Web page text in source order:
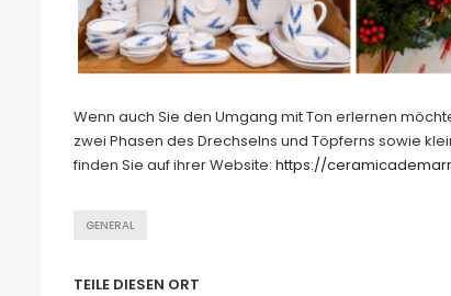
Wenn auch Sie den Umgang mit Ton erlernen
zwei Phasen des Drechselns und Töpferns sowie
finden Sie auf ihrer Website: https://
GENERAL
TEILE DIESEN ORT